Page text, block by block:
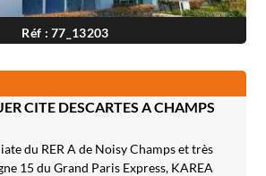
Réf : 77_13203
CITE DESCARTES A CHAMPS
du RER A de Noisy Champs et très
15 du Grand Paris Express, KAREA